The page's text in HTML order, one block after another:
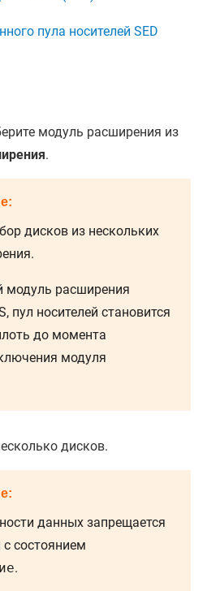
пула носителей SED
модуль расширения из
.
дисков из нескольких
модуль расширения
пул носителей становится
до момента
модуля
дисков.
данных запрещается
состоянием
.